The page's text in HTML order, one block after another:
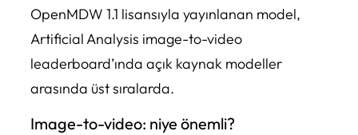
OpenMDW 1.1 lisansıyla yayınlanan model,
Artificial Analysis image-to-video
leaderboard’ında açık kaynak modeller
arasında üst sıralarda.
Image-to-video: niye önemli?